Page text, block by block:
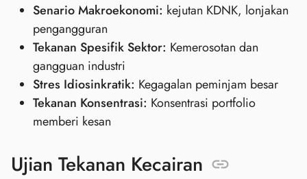
Senario Makroekonomi: kejutan KDNK, lonjakan
pengangguran
Tekanan Spesifik Sektor: Kemerosotan dan
gangguan industri
Stres Idiosinkratik: Kegagalan peminjam besar
Tekanan Konsentrasi: Konsentrasi portfolio
memberi kesan
Ujian Tekanan Kecairan